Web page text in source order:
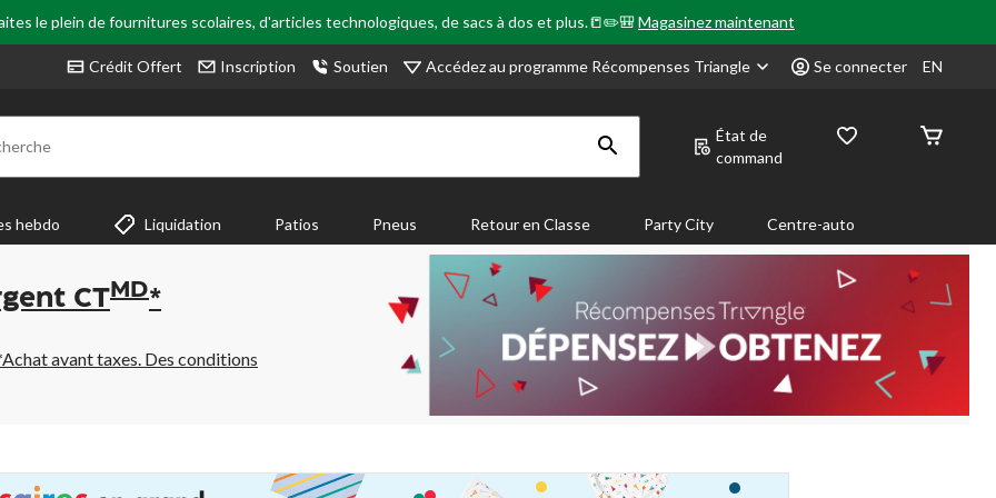
le plein de fournitures scolaires, d'articles technologiques, de sacs à dos et plus.📒✏️🎒Magasinez maintenant
Crédit Offert Inscription Soutien Accédez au programme Récompenses Triangle Se connecter EN
État de
command
hebdo Liquidation Patios Pneus Retour en Classe Party City Centre-auto
CT MD*
avant taxes. Des conditions